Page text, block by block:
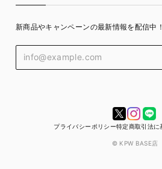
新商品やキャンペーンの最新情報を配信中！
プライバシーポリシー特定商取引法に
© KPW BASE店